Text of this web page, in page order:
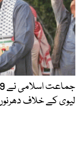
لیوی کے خلاف